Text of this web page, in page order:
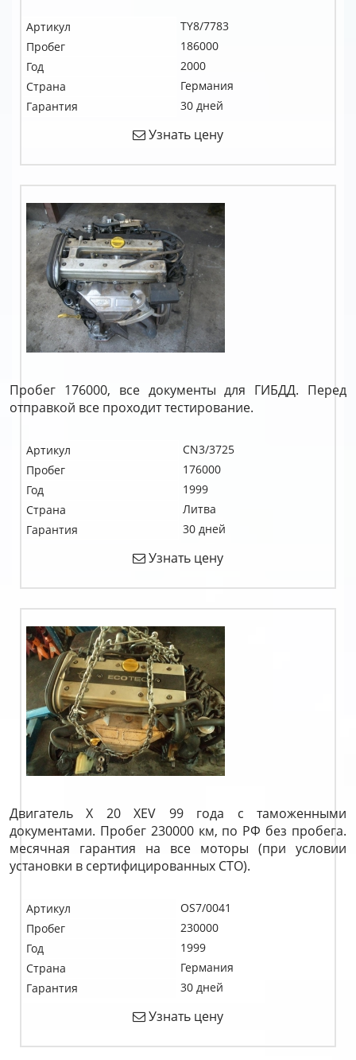
Артикул
TY8/7783
Пробег
186000
Год
2000
Страна
Германия
Гарантия
30 дней
Узнать цену
Пробег 176000, все документы для ГИБДД. Перед
отправкой все проходит тестирование.
Артикул
CN3/3725
Пробег
176000
Год
1999
Страна
Литва
Гарантия
30 дней
Узнать цену
Двигатель X 20 XEV 99 года с таможенными
документами. Пробег 230000 км, по РФ без пробега.
месячная гарантия на все моторы (при условии
установки в сертифицированных СТО).
Артикул
OS7/0041
Пробег
230000
Год
1999
Страна
Германия
Гарантия
30 дней
Узнать цену